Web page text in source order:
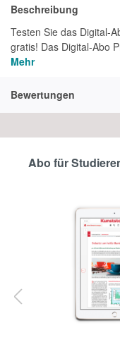
Beschreibung
Testen Sie das Digital-
gratis! Das Digital-
Mehr
Bewertungen
Abo für